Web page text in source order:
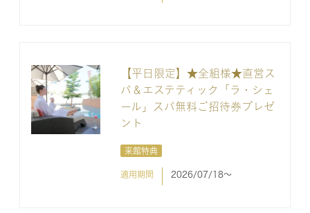
【平日限定】★全組様★直営ス
パ＆エステティック「ラ・シェ
ール」スパ無料ご招待券プレゼ
ント
来館特典
適用期間 2026/07/18〜